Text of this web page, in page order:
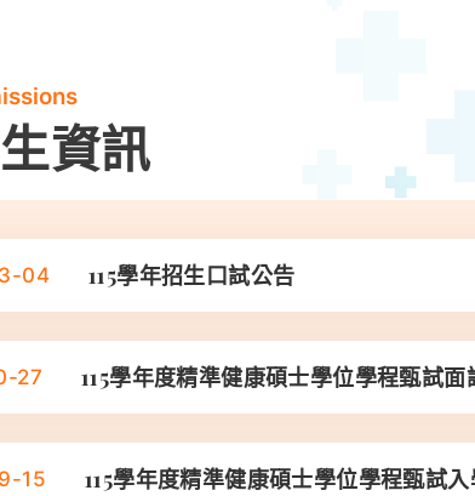
資訊
04 115學年招生口試公告
27 115學年度精準健康碩士學位學程甄試面
15 115學年度精準健康碩士學位學程甄試